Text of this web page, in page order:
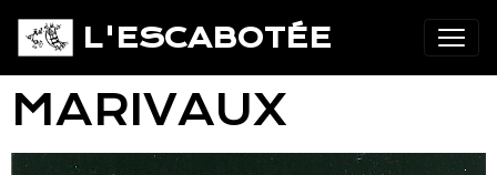
L'ESCABOTÉE
MARIVAUX